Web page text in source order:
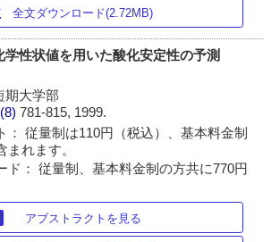
全文ダウンロード(2.72MB)
性状値を用いた酸化安定性の予測
期大学部
781-815, 1999.
： 従量制は110円（税込）、基本料金制
まれます。
ド： 従量制、基本料金制の方共に770円
アブストラクトを見る